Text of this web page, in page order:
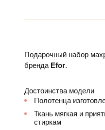
Подарочный набор
бренда Efor.
Достоинства модели
Полотенца
Ткань мягкая и
стиркам